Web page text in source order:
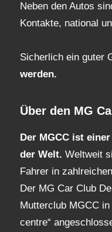
Neben den Autos
Kontakte, national
Sicherlich ein guter
werden.
Über den MG
Der MGCC ist
der Welt. Weltweit
Fahrer in
Der MG Car Club
Mutterclub MGCC
centre“